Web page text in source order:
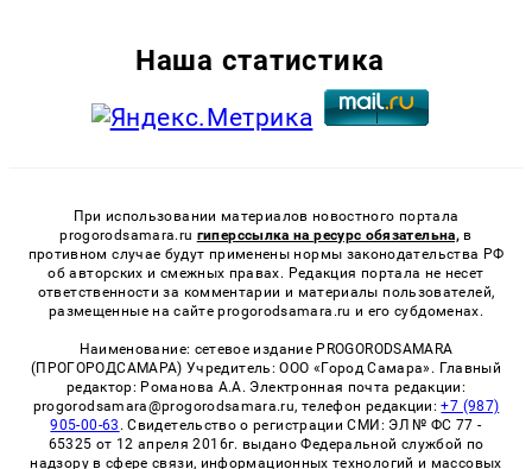
Наша статистика
При использовании материалов новостного портала
progorodsamara.ru гиперссылка на ресурс обязательна, в
противном случае будут применены нормы законодательства РФ
об авторских и смежных правах. Редакция портала не несет
ответственности за комментарии и материалы пользователей,
размещенные на сайте progorodsamara.ru и его субдоменах.
Наименование: сетевое издание PROGORODSAMARA
(ПРОГОРОДСАМАРА) Учредитель: ООО «Город Самара». Главный
редактор: Романова А.А. Электронная почта редакции:
progorodsamara@progorodsamara.ru, телефон редакции:+7 (987)
905-00-63 . Свидетельство о регистрации СМИ: ЭЛ № ФС 77 -
65325 от 12 апреля 2016г. выдано Федеральной службой по
надзору в сфере связи, информационных технологий и массовых